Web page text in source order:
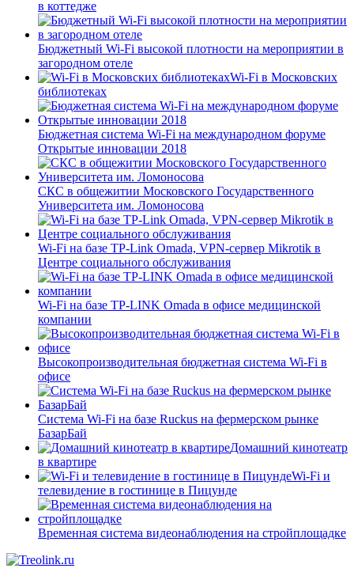
в коттедже
Бюджетный Wi-Fi высокой плотности на мероприятии в
загородном отеле
Wi-Fi в Московских
библиотеках
Бюджетная система Wi-Fi на международном форуме
Открытые инновации 2018
СКС в общежитии Московского Государственного
Университета им. Ломоносова
Wi-Fi на базе TP-Link Omada, VPN-сервер Mikrotik в
Центре социального обслуживания
Wi-Fi на базе TP-LINK Omada в офисе медицинской
компании
Высокопроизводительная бюджетная система Wi-Fi в
офисе
Система Wi-Fi на базе Ruckus на фермерском рынке
БазарБай
Домашний кинотеатр
в квартире
Wi-Fi и
телевидение в гостинице в Пицунде
Временная система видеонаблюдения на стройплощадке